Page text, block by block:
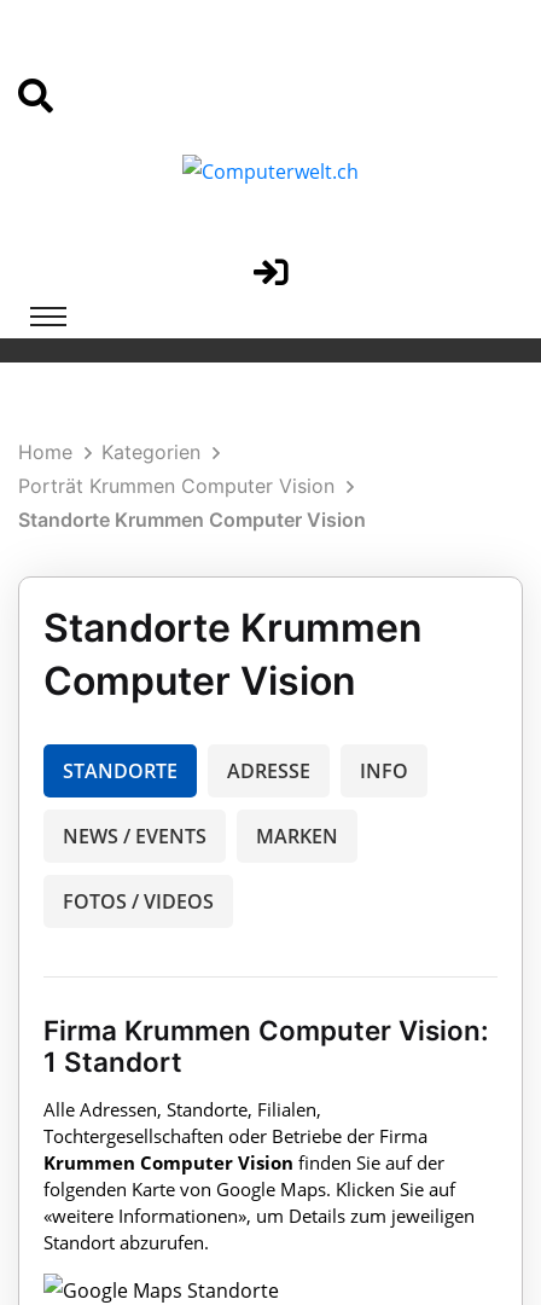
Home
Kategorien
Porträt Krummen Computer Vision
Standorte Krummen Computer Vision
Standorte Krummen
Computer Vision
STANDORTE ADRESSE INFO
NEWS / EVENTS MARKEN
FOTOS / VIDEOS
Firma Krummen Computer Vision:
1 Standort
Alle Adressen, Standorte, Filialen,
Tochtergesellschaften oder Betriebe der Firma
Krummen Computer Vision finden Sie auf der
folgenden Karte von Google Maps. Klicken Sie auf
«weitere Informationen», um Details zum jeweiligen
Standort abzurufen.